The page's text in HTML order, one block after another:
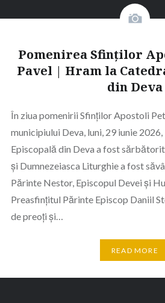
Pomenirea Sfinților
Pavel | Hram la
din Deva
În ziua pomenirii Sfinților Apostoli
municipiului Deva, luni, 29 iunie
Episcopală din Deva a fost
și Dumnezeiasca Liturghie a fost
Părinte Nestor, Episcopul Devei și
Preasfințitul Părinte Episcop Daniil
de preoți și…
READ MORE